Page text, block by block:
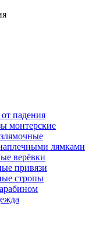
падения
монтерские
лямками
верёвки
привязи
стропы